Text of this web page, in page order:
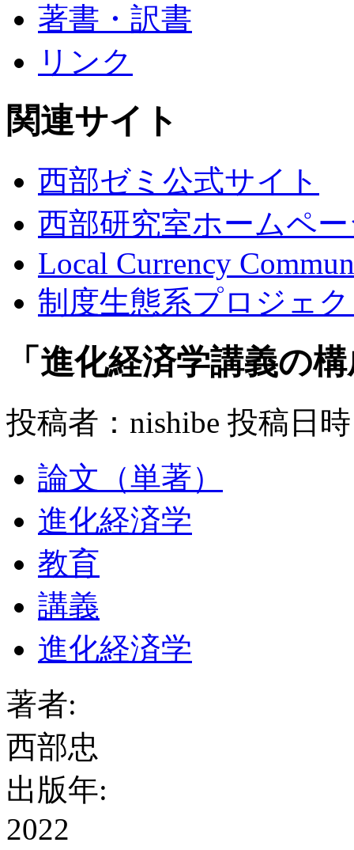
著書・訳書
リンク
関連サイト
西部ゼミ公式サイト
西部研究室ホームペ
Local Currency
制度生態系プロジェ
「進化経済学講義の
投稿者：nishibe 投稿日
論文（単著）
進化経済学
教育
講義
進化経済学
著者:
西部忠
出版年:
2022